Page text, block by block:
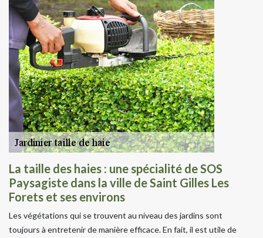
La taille des haies : une spécialité de SOS
Paysagiste dans la ville de Saint Gilles Les
Forets et ses environs
Les végétations qui se trouvent au niveau des jardins sont
toujours à entretenir de manière efficace. En fait, il est utile de